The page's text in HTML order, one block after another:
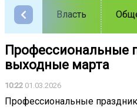
Власть
Профессиональные
выходные марта
10:22 01.03.2026
Профессиональные